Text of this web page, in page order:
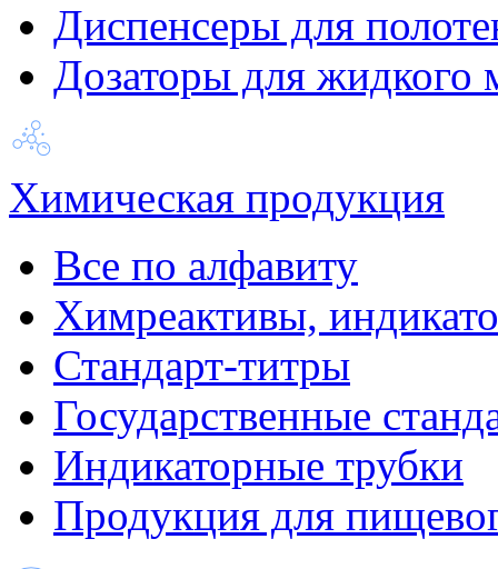
Диспенсеры для
Дозаторы для жидкого
Химическая продукция
Все по алфавиту
Химреактивы,
Стандарт-титры
Государственные
Индикаторные трубки
Продукция для